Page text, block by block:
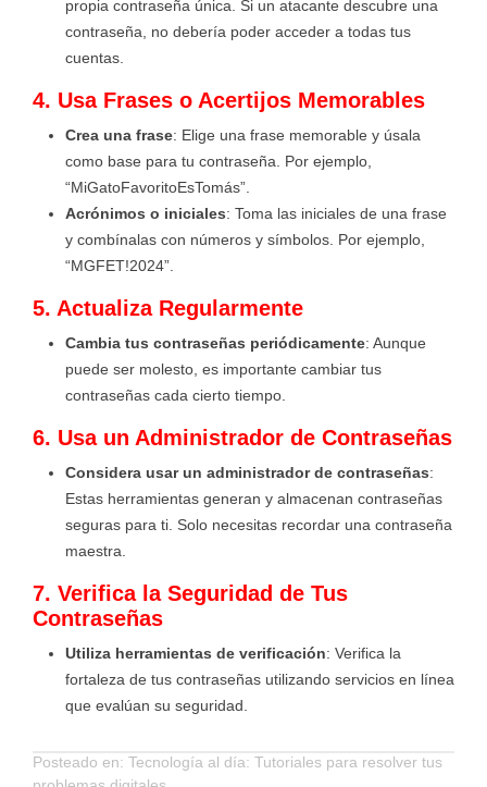
propia contraseña única. Si un atacante descubre una
contraseña, no debería poder acceder a todas tus
cuentas.
4. Usa Frases o Acertijos Memorables
Crea una frase: Elige una frase memorable y úsala
como base para tu contraseña. Por ejemplo,
“MiGatoFavoritoEsTomás”.
Acrónimos o iniciales: Toma las iniciales de una frase
y combínalas con números y símbolos. Por ejemplo,
“MGFET!2024”.
5. Actualiza Regularmente
Cambia tus contraseñas periódicamente: Aunque
puede ser molesto, es importante cambiar tus
contraseñas cada cierto tiempo.
6. Usa un Administrador de Contraseñas
Considera usar un administrador de contraseñas:
Estas herramientas generan y almacenan contraseñas
seguras para ti. Solo necesitas recordar una contraseña
maestra.
7. Verifica la Seguridad de Tus
Contraseñas
Utiliza herramientas de verificación: Verifica la
fortaleza de tus contraseñas utilizando servicios en línea
que evalúan su seguridad.
Posteado en: Tecnología al día: Tutoriales para resolver tus